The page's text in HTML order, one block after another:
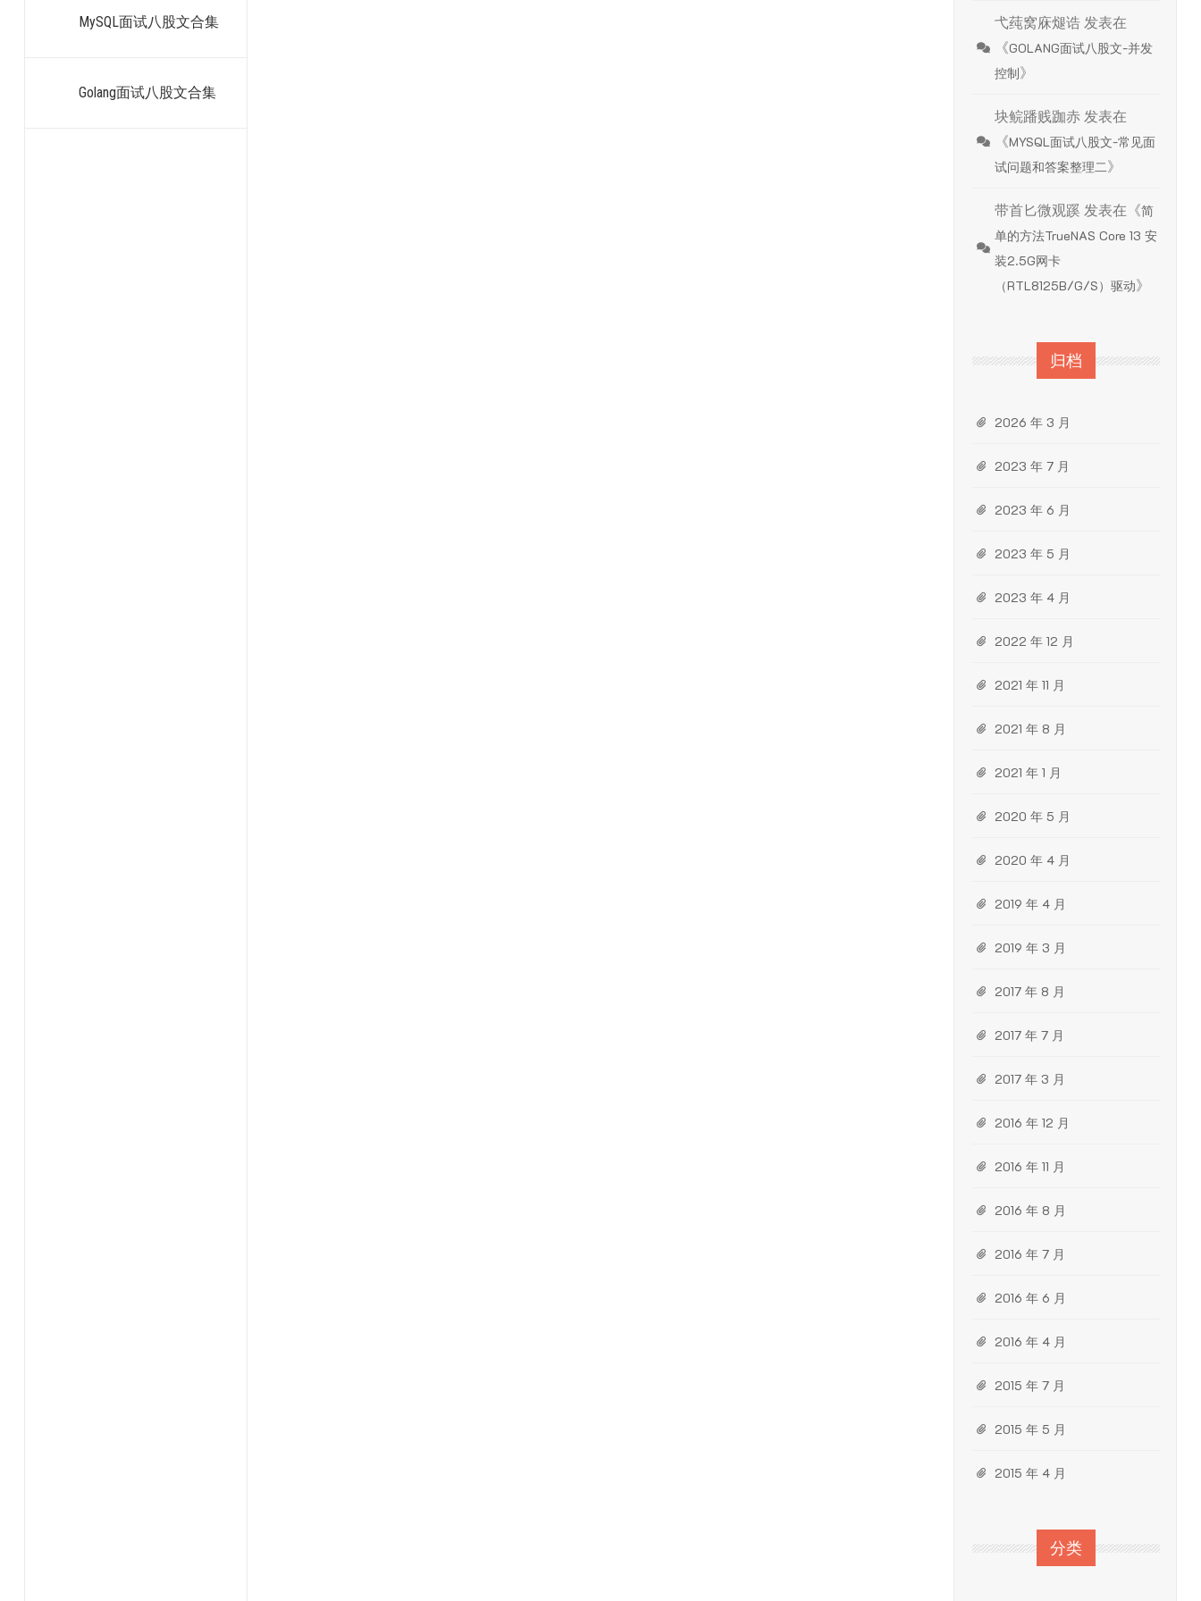
MySQL面试八股文合集
Golang面试八股文合集
弋莼窝庥煺诰 发表在
《GOLANG面试八股文-并发
控制》
块鲩蹯贱跏赤 发表在
《MYSQL面试八股文-常见面
试问题和答案整理二》
带首匕微观蹊 发表在《简
单的方法TrueNAS Core 13 安
装2.5G网卡
（RTL8125B/G/S）驱动》
归档
2026 年 3 月
2023 年 7 月
2023 年 6 月
2023 年 5 月
2023 年 4 月
2022 年 12 月
2021 年 11 月
2021 年 8 月
2021 年 1 月
2020 年 5 月
2020 年 4 月
2019 年 4 月
2019 年 3 月
2017 年 8 月
2017 年 7 月
2017 年 3 月
2016 年 12 月
2016 年 11 月
2016 年 8 月
2016 年 7 月
2016 年 6 月
2016 年 4 月
2015 年 7 月
2015 年 5 月
2015 年 4 月
分类